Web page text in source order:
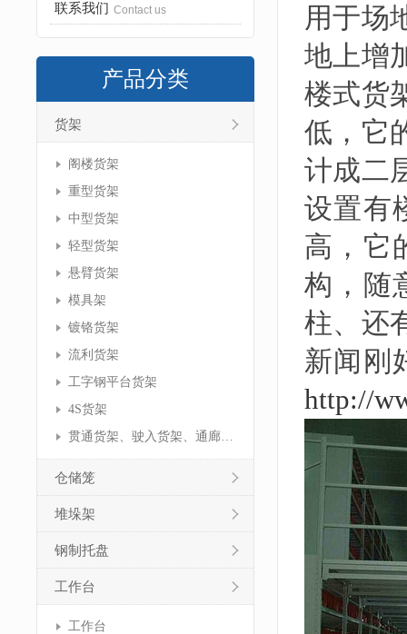
联系我们 Contact us
产品分类
货架
阁楼货架
重型货架
中型货架
轻型货架
悬臂货架
模具架
镀铬货架
流利货架
工字钢平台货架
4S货架
贯通货架、驶入货架、通廊货架
仓储笼
堆垛架
钢制托盘
工作台
工作台
用于场
地上增
楼式货
低，它
计成二
设置有
高，它
构，随
柱、还
新闻刚
http://